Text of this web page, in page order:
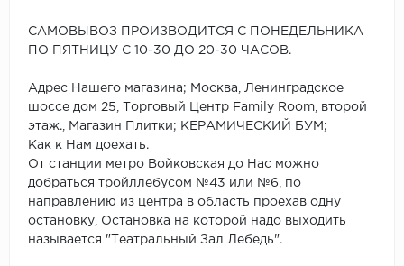
САМОВЫВОЗ ПРОИЗВОДИТСЯ С ПОНЕДЕЛЬНИКА
ПО ПЯТНИЦУ С 10-30 ДО 20-30 ЧАСОВ.
Адрес Нашего магазина; Москва, Ленинградское
шоссе дом 25, Торговый Центр Family Room, второй
этаж., Магазин Плитки; КЕРАМИЧЕСКИЙ БУМ;
Как к Нам доехать.
От станции метро Войковская до Нас можно
добраться тройллебусом №43 или №6, по
направлению из центра в область проехав одну
остановку, Остановка на которой надо выходить
называется "Театральный Зал Лебедь".